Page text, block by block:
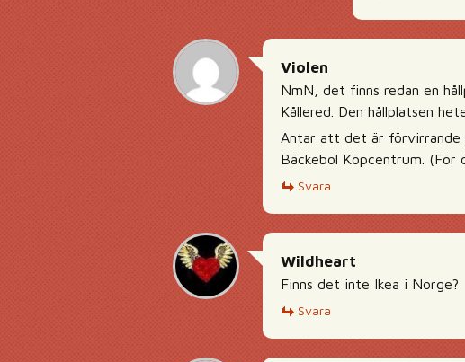
Violen
NmN, det finns redan en
Kållered. Den hållplatsen
Antar att det är förvirrande
Bäckebol Köpcentrum.
Svara
Wildheart
Finns det inte Ikea i Norge?
Svara